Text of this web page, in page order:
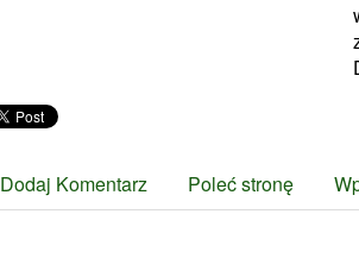
Dodaj Komentarz Poleć stronę